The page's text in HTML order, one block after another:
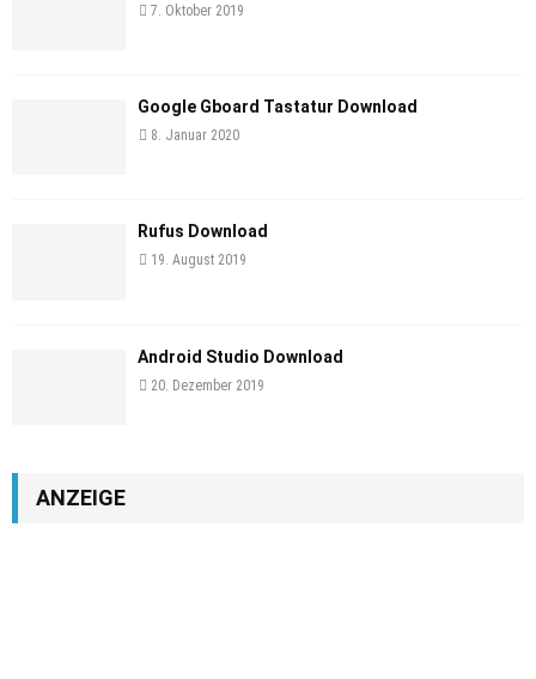
7. Oktober 2019
Google Gboard Tastatur Download
8. Januar 2020
Rufus Download
19. August 2019
Android Studio Download
20. Dezember 2019
ANZEIGE